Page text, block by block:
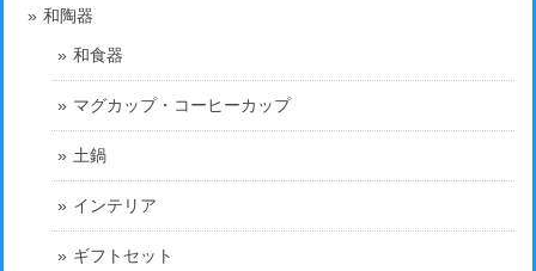
和陶器
和食器
マグカップ・コーヒーカップ
土鍋
インテリア
ギフトセット